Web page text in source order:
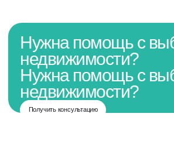
Нужна помощь с
недвижимости?
Нужна помощь с
недвижимости?
Получить консультацию